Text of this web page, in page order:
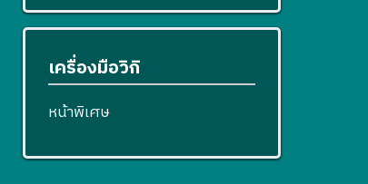
เครื่องมือวิกิ
หน้าพิเศษ